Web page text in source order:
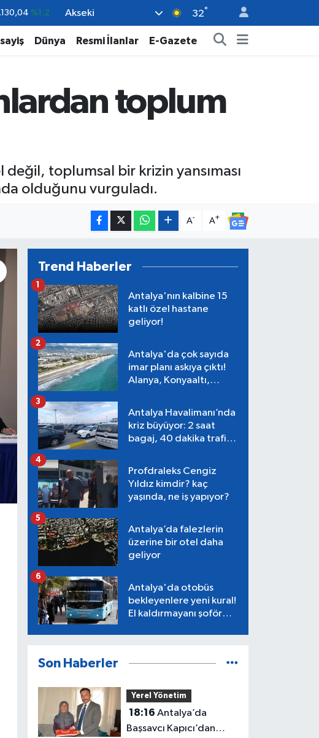
%0.17
%0.27
13.773 %-19
Akseki 32°
Dünya Resmi İlanlar E-Gazete
toplum
toplumsal bir krizin yansıması
olduğunu vurguladı.
A- A+
Trend Haberler
Antalya'nın kalbine 15
katlı özel hastane
geliyor!
1
Antalya'da çok sayıda
imar planı askıya çıktı!
Alanya, Konyaaltı,
2
Antalya Havalimanı’nda
kriz büyüyor: 2 saat
bagaj, 40 dakika trafik,
3
Profdraleks Cengiz
Yıldız kimdir? kaç
yaşında, ne iş yapıyor?
4
Antalya’da falezlerin
üzerine bir otel daha
geliyor
5
Antalya'da otobüs
bekleyenlere yeni kural!
El kaldırmayanı şoför
6
Son Haberler
Yerel Yönetim
18:16
Başsavcı Kapıcı’dan